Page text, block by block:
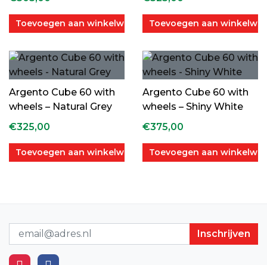
Toevoegen aan winkelwagen Toevoegen aan
Argento Cube 60 with
wheels – Natural Grey
€325,00
Toevoegen aan winkelwagen
Argento Cube 60 with
wheels – Shiny White
€375,00
Toevoegen aan
Nieuwsbrief